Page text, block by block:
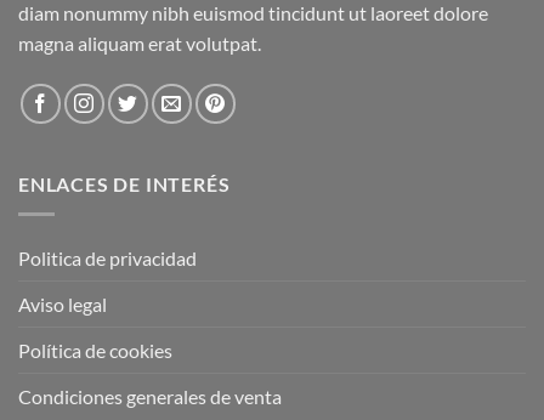
diam nonummy nibh euismod tincidunt ut laoreet dolore
magna aliquam erat volutpat.
ENLACES DE INTERÉS
Politica de privacidad
Aviso legal
Política de cookies
Condiciones generales de venta